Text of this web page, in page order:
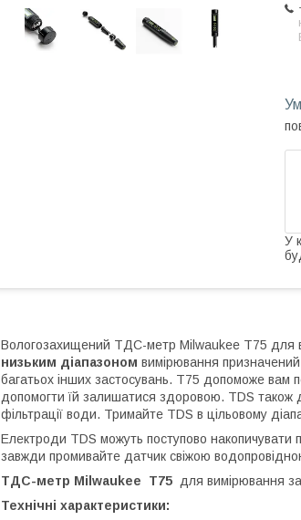
У
Вологозахищений ТДС-метр Milwaukee Т75 для
низьким діапазоном вимірювання
багатьох інших застосувань. T75 допоможе
допомогти їй залишатися здоровою. TDS також
фільтрації води. Тримайте TDS в цільовому
Електроди TDS можуть поступово накопичувати
завжди промивайте датчик свіжою
ТДС-метр Milwaukeе Т75 для вимірювання
Технічні характеристики: